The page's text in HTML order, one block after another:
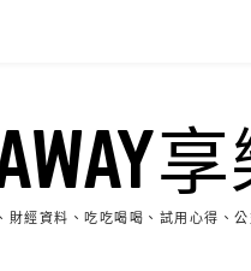
財經資料、吃吃喝喝、試用心得、